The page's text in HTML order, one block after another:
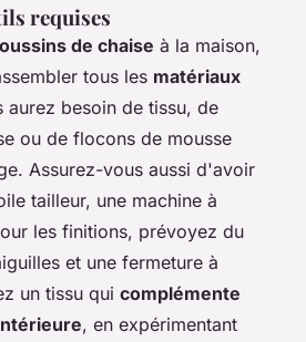
requises
de chaise à la maison,
tous les matériaux
aurez besoin de tissu, de
ou de flocons de mousse
Assurez-vous aussi d'avoir
tailleur, une machine à
les finitions, prévoyez du
et une fermeture à
un tissu qui complémente
, en expérimentant